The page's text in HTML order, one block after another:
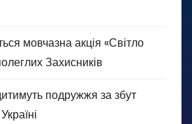
мовчазна акція «Світло
Захисників
подружжя за збут